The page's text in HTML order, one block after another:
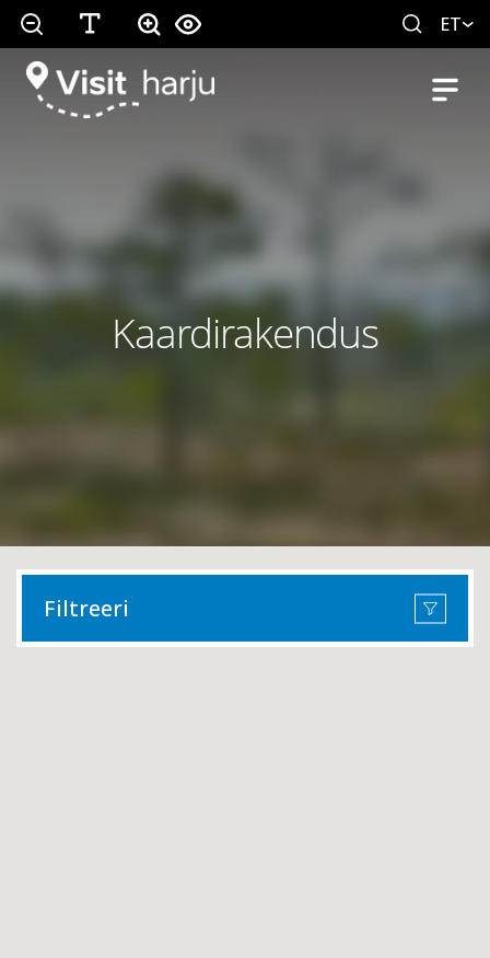
ET
Kaardirakendus
Filtreeri